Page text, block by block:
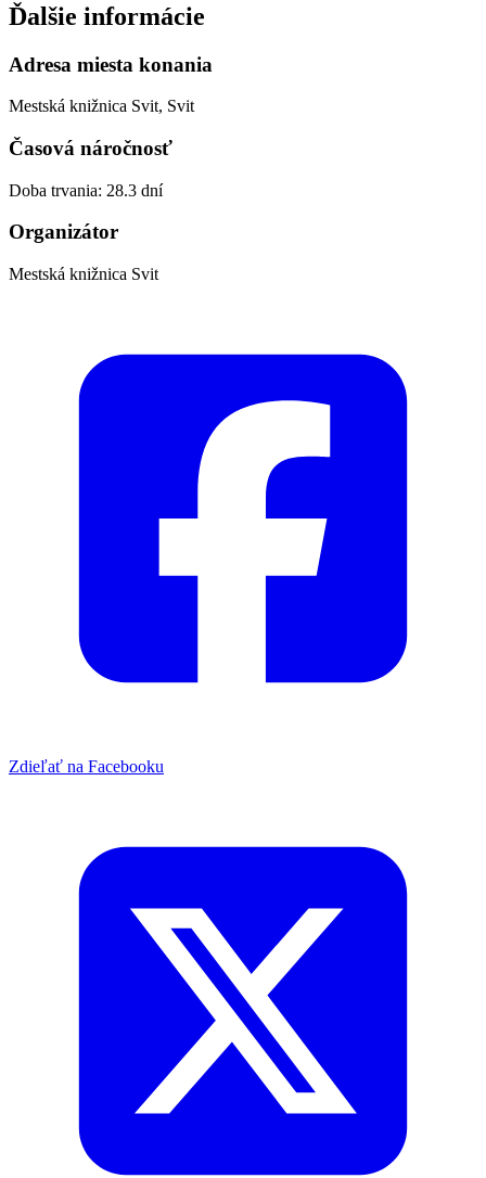
Ďalšie informácie
Adresa miesta konania
Mestská knižnica Svit, Svit
Časová náročnosť
Doba trvania: 28.3 dní
Organizátor
Mestská knižnica Svit
Zdieľať na Facebooku